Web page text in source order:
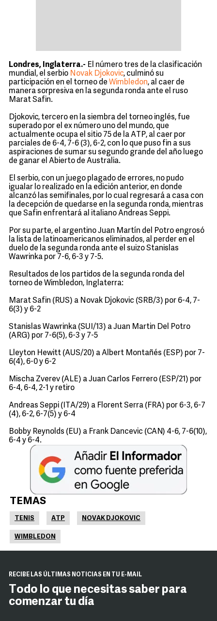
Londres, Inglaterra.- El número tres de la clasificación
mundial, el serbio Novak Djokovic, culminó su
participación en el torneo de Wimbledon, al caer de
manera sorpresiva en la segunda ronda ante el ruso
Marat Safin.
Djokovic, tercero en la siembra del torneo inglés, fue
superado por el ex número uno del mundo, que
actualmente ocupa el sitio 75 de la ATP, al caer por
parciales de 6-4, 7-6 (3), 6-2, con lo que puso fin a sus
aspiraciones de sumar su segundo grande del año luego
de ganar el Abierto de Australia.
El serbio, con un juego plagado de errores, no pudo
igualar lo realizado en la edición anterior, en donde
alcanzó las semifinales, por lo cual regresará a casa con
la decepción de quedarse en la segunda ronda, mientras
que Safin enfrentará al italiano Andreas Seppi.
Por su parte, el argentino Juan Martín del Potro engrosó
la lista de latinoamericanos eliminados, al perder en el
duelo de la segunda ronda ante el suizo Stanislas
Wawrinka por 7-6, 6-3 y 7-5.
Resultados de los partidos de la segunda ronda del
torneo de Wimbledon, Inglaterra:
Marat Safin (RUS) a Novak Djokovic (SRB/3) por 6-4, 7-
6(3) y 6-2
Stanislas Wawrinka (SUI/13) a Juan Martin Del Potro
(ARG) por 7-6(5), 6-3 y 7-5
Lleyton Hewitt (AUS/20) a Albert Montañés (ESP) por 7-
6(4), 6-0 y 6-2
Mischa Zverev (ALE) a Juan Carlos Ferrero (ESP/21) por
6-4, 6-4, 2-1 y retiro
Andreas Seppi (ITA/29) a Florent Serra (FRA) por 6-3, 6-7
(4), 6-2, 6-7(5) y 6-4
Bobby Reynolds (EU) a Frank Dancevic (CAN) 4-6, 7-6(10),
6-4 y 6-4.
TEMAS
TENIS ATP NOVAK DJOKOVIC
WIMBLEDON
RECIBE LAS ÚLTIMAS NOTICIAS EN TU E-MAIL
Todo lo que necesitas saber para
comenzar tu día